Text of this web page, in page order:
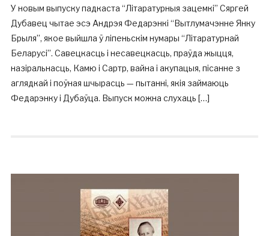
У новым выпуску падкаста “Літаратурныя зацемкі” Сяргей
Дубавец чытае эсэ Андрэя Федарэнкі “Вытлумачэнне Янку
Брыля”, якое выйшла ў ліпеньскім нумары “Літаратурнай
Беларусі”. Савецкасць і несавецкасць, праўда жыцця,
назіральнасць, Камю і Сартр, вайна і акупацыя, пісанне з
аглядкай і поўная шчырасць — пытанні, якія займаюць
Федарэнку і Дубаўца. Выпуск можна слухаць […]